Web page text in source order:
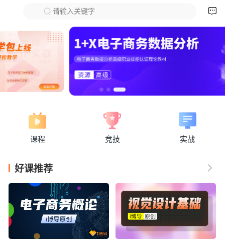
请输入关键字 
课程 竞技 实战
下拉刷新
好课推荐 